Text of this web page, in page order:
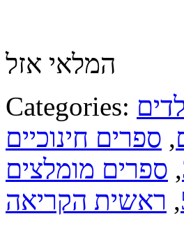
המלאי אזל
Categories:
, ספרים חינוכיים
, ספרים מומלצים
, ראשית הקריאה